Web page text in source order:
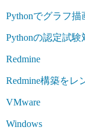
Pythonでグラフ描
Pythonの認定試験
Redmine
Redmine構築をレ
VMware
Windows